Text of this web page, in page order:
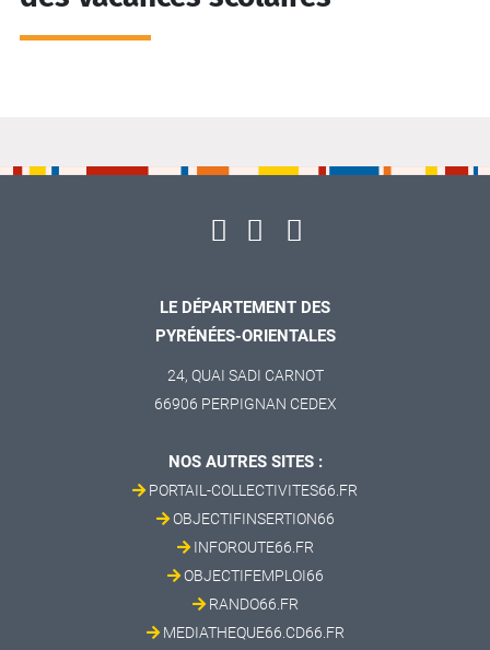
LE DÉPARTEMENT DES
PYRÉNÉES-ORIENTALES
24, QUAI SADI CARNOT
66906 PERPIGNAN CEDEX
NOS AUTRES SITES :
PORTAIL-COLLECTIVITES66.FR
OBJECTIFINSERTION66
INFOROUTE66.FR
OBJECTIFEMPLOI66
RANDO66.FR
MEDIATHEQUE66.CD66.FR